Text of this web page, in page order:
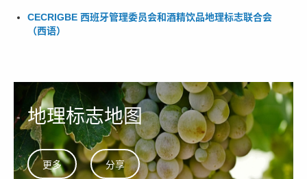
CECRIGBE 西班牙管理委员会和酒精饮品地理标志联合会
（西语）
地理标志地图
更多 分享